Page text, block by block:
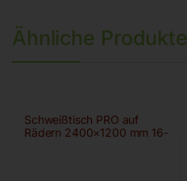
Ähnliche Produkte
Schweißtisch PRO auf
Rädern 2400×1200 mm 16-